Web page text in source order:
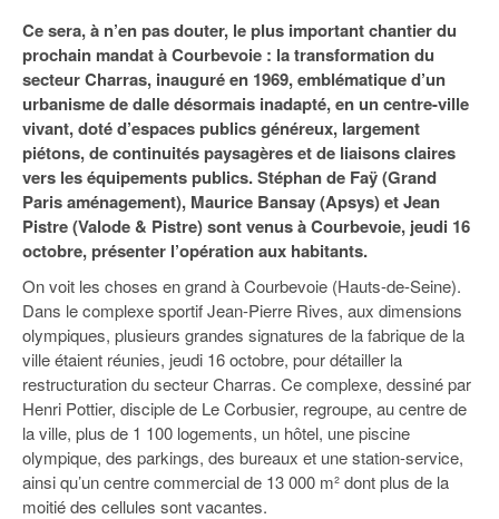
Services urbains
Attractivité
Innovation
Transport
Marchés publics
77
78
91
92
93
94
95
Nominations
Portraits
Agenda
Les Assises du Grand Paris
Éditions précédentes
Le podcast
Ecouter les épisodes
Lire les résumés
Ce sera, à n’en pas douter, le plus important chantier du
prochain mandat à Courbevoie : la transformation du
secteur Charras, inauguré en 1969, emblématique d’un
urbanisme de dalle désormais inadapté, en un centre-ville
vivant, doté d’espaces publics généreux, largement
piétons, de continuités paysagères et de liaisons claires
vers les équipements publics. Stéphan de Faÿ (Grand
Paris aménagement), Maurice Bansay (Apsys) et Jean
Pistre (Valode & Pistre) sont venus à Courbevoie, jeudi 16
octobre, présenter l’opération aux habitants.
On voit les choses en grand à Courbevoie (Hauts-de-Seine).
Dans le complexe sportif Jean-Pierre Rives, aux dimensions
olympiques, plusieurs grandes signatures de la fabrique de la
ville étaient réunies, jeudi 16 octobre, pour détailler la
restructuration du secteur Charras. Ce complexe, dessiné par
Henri Pottier, disciple de Le Corbusier, regroupe, au centre de
la ville, plus de 1 100 logements, un hôtel, une piscine
olympique, des parkings, des bureaux et une station-service,
ainsi qu’un centre commercial de 13 000 m² dont plus de la
moitié des cellules sont vacantes.